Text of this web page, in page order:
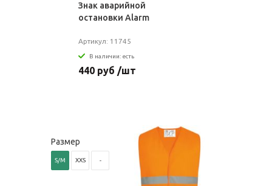
Знак аварийной
остановки Alarm
Артикул: 11745
В наличии: есть
440 руб /шт
Размер
S/M XXS -